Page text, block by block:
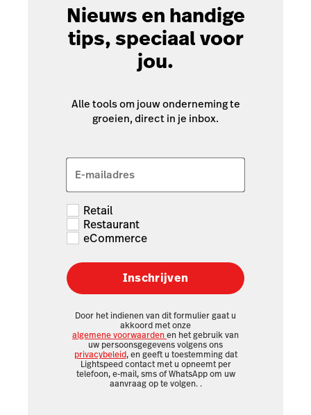
Nieuws en handige
tips, speciaal voor
jou.
Alle tools om jouw onderneming te
groeien, direct in je inbox.
E-mailadres
Retail
Restaurant
eCommerce
Inschrijven
Door het indienen van dit formulier gaat u
akkoord met onze
algemene voorwaardenen het gebruik van
uw persoonsgegevens volgens ons
privacybeleid, en geeft u toestemming dat
Lightspeed contact met u opneemt per
telefoon, e-mail, sms of WhatsApp om uw
aanvraag op te volgen. .